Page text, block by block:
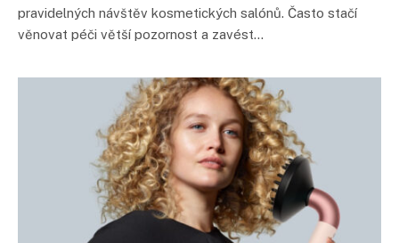
pravidelných návštěv kosmetických salónů. Často stačí
věnovat péči větší pozornost a zavést…